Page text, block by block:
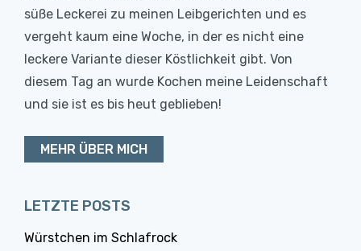
süße Leckerei zu meinen Leibgerichten und es
vergeht kaum eine Woche, in der es nicht eine
leckere Variante dieser Köstlichkeit gibt. Von
diesem Tag an wurde Kochen meine Leidenschaft
und sie ist es bis heut geblieben!
MEHR ÜBER MICH
LETZTE POSTS
Würstchen im Schlafrock